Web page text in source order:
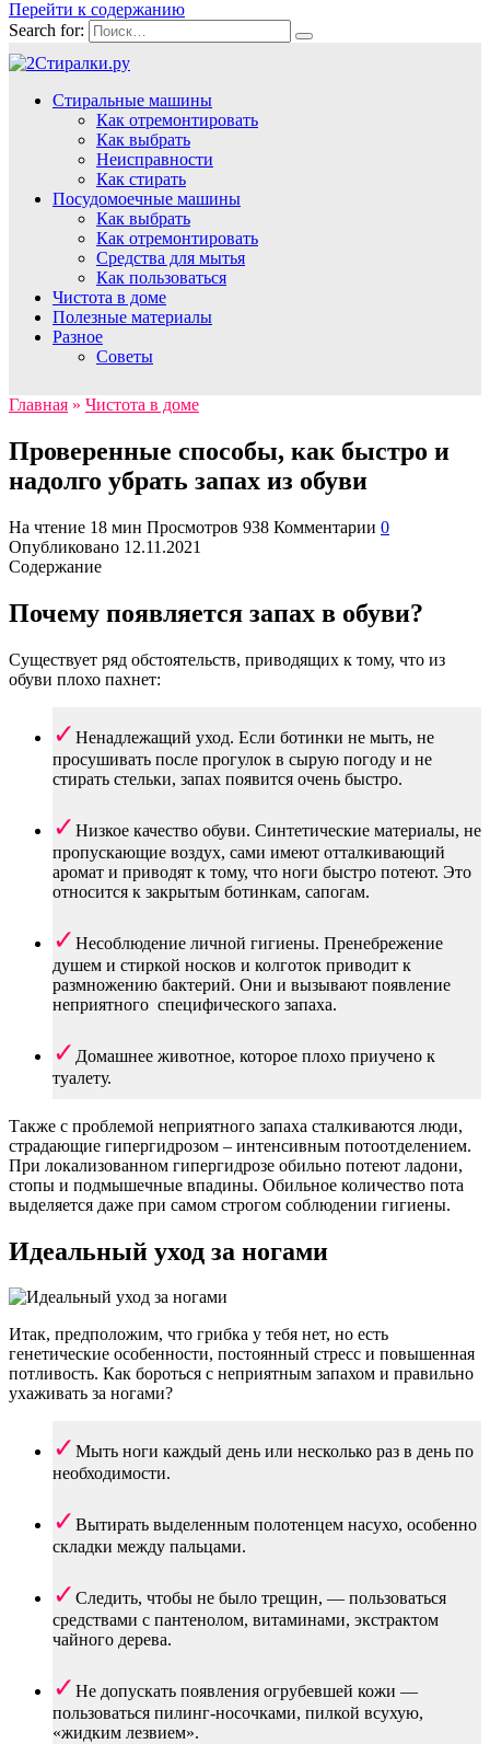
Перейти к содержанию
Search for:
Стиральные машины
Как отремонтировать
Как выбрать
Неисправности
Как стирать
Посудомоечные машины
Как выбрать
Как отремонтировать
Средства для мытья
Как пользоваться
Чистота в доме
Полезные материалы
Разное
Советы
Главная » Чистота в доме
Проверенные способы, как быстро и
надолго убрать запах из обуви
На чтение 18 мин Просмотров 938 Комментарии 0
Опубликовано 12.11.2021
Содержание
Почему появляется запах в обуви?
Существует ряд обстоятельств, приводящих к тому, что из
обуви плохо пахнет:
Ненадлежащий уход. Если ботинки не мыть, не
просушивать после прогулок в сырую погоду и не
стирать стельки, запах появится очень быстро.
Низкое качество обуви. Синтетические материалы, не
пропускающие воздух, сами имеют отталкивающий
аромат и приводят к тому, что ноги быстро потеют. Это
относится к закрытым ботинкам, сапогам.
Несоблюдение личной гигиены. Пренебрежение
душем и стиркой носков и колготок приводит к
размножению бактерий. Они и вызывают появление
неприятного специфического запаха.
Домашнее животное, которое плохо приучено к
туалету.
Также с проблемой неприятного запаха сталкиваются люди,
страдающие гипергидрозом – интенсивным потоотделением.
При локализованном гипергидрозе обильно потеют ладони,
стопы и подмышечные впадины. Обильное количество пота
выделяется даже при самом строгом соблюдении гигиены.
Идеальный уход за ногами
Итак, предположим, что грибка у тебя нет, но есть
генетические особенности, постоянный стресс и повышенная
потливость. Как бороться с неприятным запахом и правильно
ухаживать за ногами?
Мыть ноги каждый день или несколько раз в день по
необходимости.
Вытирать выделенным полотенцем насухо, особенно
складки между пальцами.
Следить, чтобы не было трещин, — пользоваться
средствами с пантенолом, витаминами, экстрактом
чайного дерева.
Не допускать появления огрубевшей кожи —
пользоваться пилинг-носочками, пилкой всухую,
«жидким лезвием».